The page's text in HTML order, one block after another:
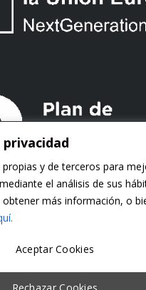
y de terceros para
el análisis de sus
obtener más información, o
Rechazar Cookies
Aceptar Cookies